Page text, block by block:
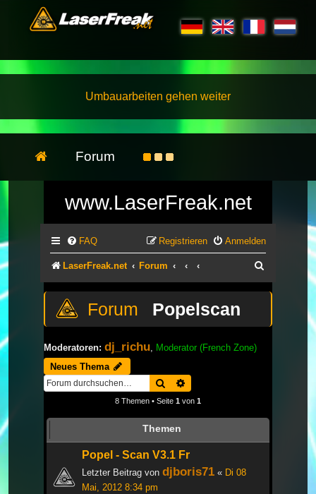
Umbauarbeiten gehen weiter
Forum
www.LaserFreak.net
FAQ Anmelden
Registrieren
LaserFreak.net Forum
Popelscan
Moderatoren: dj_richu Moderator (French Zone)
Neues Thema
Suche
8 Themen • Seite 1 von 1
Themen
Popel - Scan V3.1 Fr
Letzter Beitrag von djboris71 « Di 08
Mai, 2012 8:34 pm